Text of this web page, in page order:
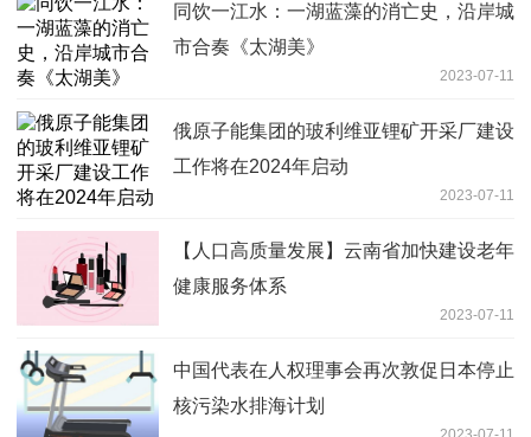
同饮一江水：一湖蓝藻的消亡史，沿岸城
市合奏《太湖美》
2023-07-11
俄原子能集团的玻利维亚锂矿开采厂建设
工作将在2024年启动
2023-07-11
【人口高质量发展】云南省加快建设老年
健康服务体系
2023-07-11
中国代表在人权理事会再次敦促日本停止
核污染水排海计划